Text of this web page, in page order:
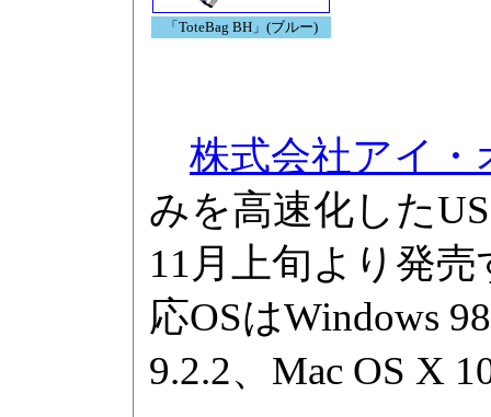
「ToteBag BH」(ブルー)
株式会社アイ
みを高速化した
11月上旬より発
応OSはWindows
9.2.2、Mac OS X